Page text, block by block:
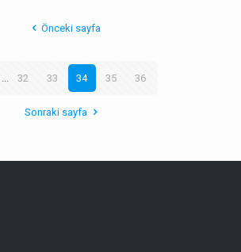
Önceki sayfa
32 33 34 35 36
Sonraki sayfa